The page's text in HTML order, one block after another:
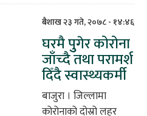
बैशाख २३ गते, २०७८ - १४:४६
घरमै पुुगेर कोरोना
जाँच्दै तथा परामर्श
दिँदै स्वास्थ्यकर्मी
बाजुरा । जिल्लामा
कोरोनाको दोस्रो लहर